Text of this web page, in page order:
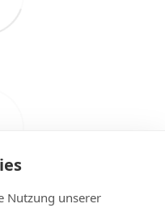
Nutzung unserer